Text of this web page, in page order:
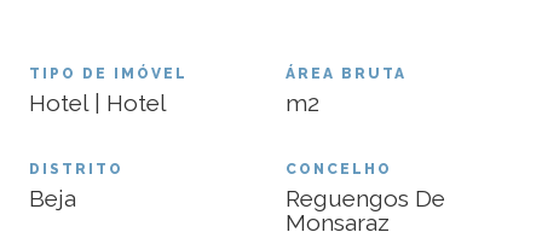
TIPO DE IMÓVEL
Hotel | Hotel
ÁREA BRUTA
m2
DISTRITO
Beja
CONCELHO
Reguengos De
Monsaraz